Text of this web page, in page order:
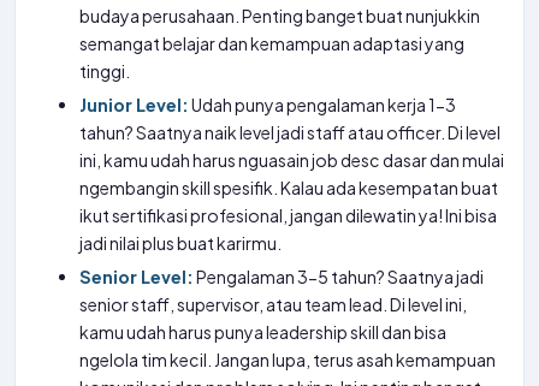
budaya perusahaan. Penting banget buat nunjukkin
semangat belajar dan kemampuan adaptasi yang
tinggi.
Junior Level: Udah punya pengalaman kerja 1-3
tahun? Saatnya naik level jadi staff atau officer. Di level
ini, kamu udah harus nguasain job desc dasar dan mulai
ngembangin skill spesifik. Kalau ada kesempatan buat
ikut sertifikasi profesional, jangan dilewatin ya! Ini bisa
jadi nilai plus buat karirmu.
Senior Level: Pengalaman 3-5 tahun? Saatnya jadi
senior staff, supervisor, atau team lead. Di level ini,
kamu udah harus punya leadership skill dan bisa
ngelola tim kecil. Jangan lupa, terus asah kemampuan